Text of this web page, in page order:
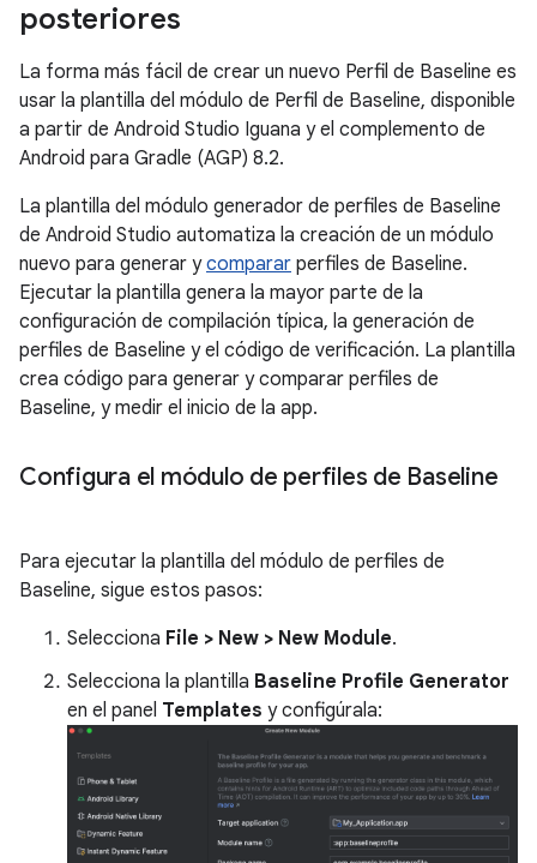
posteriores
La forma más fácil de crear un nuevo Perfil de Baseline es
usar la plantilla del módulo de Perfil de Baseline, disponible
a partir de Android Studio Iguana y el complemento de
Android para Gradle (AGP) 8.2.
La plantilla del módulo generador de perfiles de Baseline
de Android Studio automatiza la creación de un módulo
nuevo para generar ycomparar perfiles de Baseline.
Ejecutar la plantilla genera la mayor parte de la
configuración de compilación típica, la generación de
perfiles de Baseline y el código de verificación. La plantilla
crea código para generar y comparar perfiles de
Baseline, y medir el inicio de la app.
Configura el módulo de perfiles de Baseline
Para ejecutar la plantilla del módulo de perfiles de
Baseline, sigue estos pasos:
Selecciona File > New > New Module.
Selecciona la plantilla Baseline Profile Generator
en el panel Templates y configúrala: